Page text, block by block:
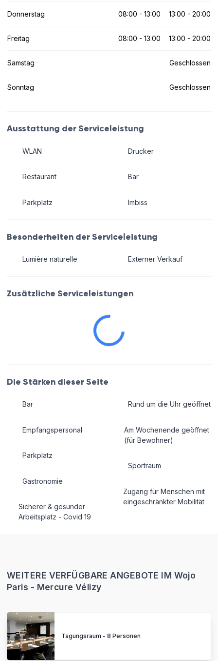
Donnerstag 08:00 - 13:00 13:00 - 20:00
Freitag 08:00 - 13:00 13:00 - 20:00
Samstag Geschlossen
Sonntag Geschlossen
Ausstattung der Serviceleistung
WLAN
Restaurant
Parkplatz
Drucker
Bar
Imbiss
Besonderheiten der Serviceleistung
Lumière naturelle Externer Verkauf
Zusätzliche Serviceleistungen
Die Stärken dieser Seite
Bar
Empfangspersonal
Parkplatz
Gastronomie
Sicherer & gesunder
Arbeitsplatz - Covid 19
Rund um die Uhr geöffnet
Am Wochenende geöffnet
(für Bewohner)
Sportraum
Zugang für Menschen mit
eingeschränkter Mobilität
WEITERE VERFÜGBARE ANGEBOTE IM Wojo
Paris - Mercure Vélizy
Tagungsraum - 8 Personen